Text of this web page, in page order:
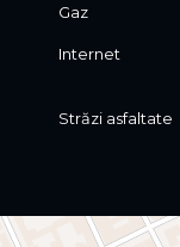
Gaz
Internet
Străzi asfaltate